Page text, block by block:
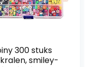
300 stuks
smiley-